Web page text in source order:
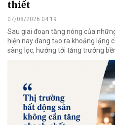
thiết
07/08/2026 04:19
Sau giai đoạn tăng nóng của
hiện nay đang tạo ra khoảng lặng
sàng lọc, hướng tới tăng trưởng